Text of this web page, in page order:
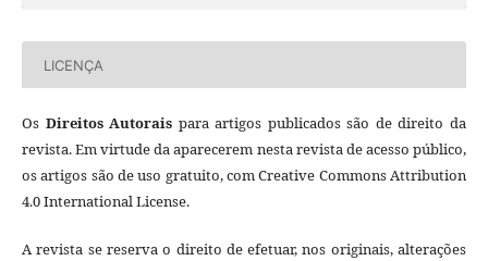
LICENÇA
Os Direitos Autorais para artigos publicados são de direito da
revista. Em virtude da aparecerem nesta revista de acesso público,
os artigos são de uso gratuito, com Creative Commons Attribution
4.0 International License.
A revista se reserva o direito de efetuar, nos originais, alterações